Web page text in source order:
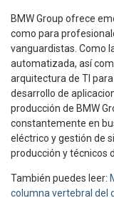
BMW Group ofrece
como para
vanguardistas. Como
automatizada, así
arquitectura de TI
desarrollo de
producción de BMW
constantemente en
eléctrico y gestión de
producción y técnicos
También puedes leer:
columna vertebral del